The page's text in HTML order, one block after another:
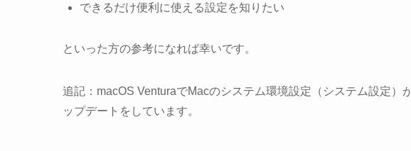
できるだけ便利に使える設定を知りたい
といった方の参考になれば幸いです。
追記：macOS VenturaでMacのシステム環境設定（システム設定）
ップデートをしています。